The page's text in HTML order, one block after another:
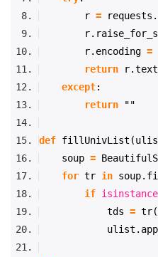
坛
圈
子
的
直
播
我
的
活
动
我
的
关
注
我
的
开
发
者
学
我
的
Programs
我
的
支
持
r =
r.encoding =
return
r.text
except:
return
""
def
soup =
for tr in
if isinstance
tds = tr(